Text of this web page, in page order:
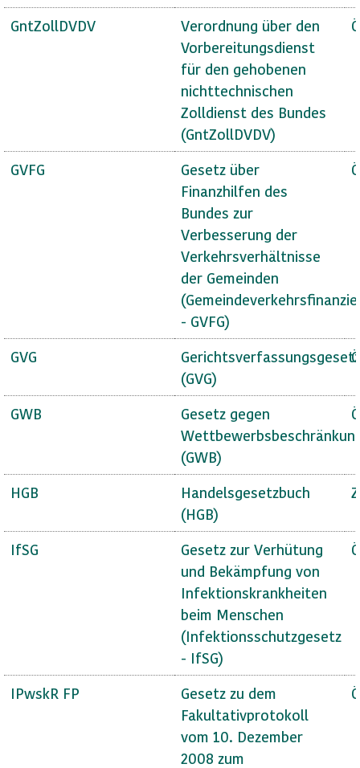
GntZollDVDV
Verordnung über den
Vorbereitungsdienst
für den gehobenen
nichttechnischen
Zolldienst des Bundes
(GntZollDVDV)
GVFG
Gesetz über
Finanzhilfen des
Bundes zur
Verbesserung der
Verkehrsverhältnisse
der Gemeinden
- GVFG)
GVG
Gerichtsverfassungsgesetz
(GVG)
GWB
Gesetz gegen
(GWB)
HGB
Handelsgesetzbuch
(HGB)
IfSG
Gesetz zur Verhütung
und Bekämpfung von
Infektionskrankheiten
beim Menschen
(Infektionsschutzgesetz
- IfSG)
IPwskR FP
Gesetz zu dem
Fakultativprotokoll
vom 10. Dezember
2008 zum